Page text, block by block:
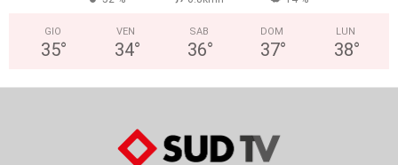
GIO
35°
VEN
34°
SAB
36°
DOM
37°
LUN
38°